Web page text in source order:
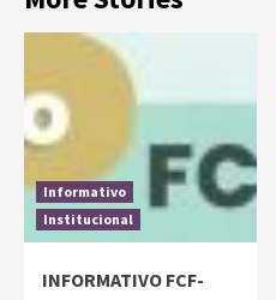
Informativo
Institucional
INFORMATIVO FCF-